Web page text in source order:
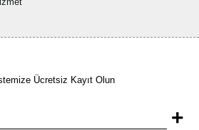
Ücretsiz Kayıt Olun
+